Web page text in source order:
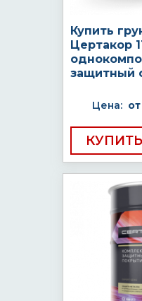
Купить
Цертакор
защитный
Цена: от
КУПИТЬ